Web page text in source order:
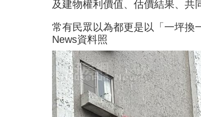
及建物權利價值、估價結果、共
常有民眾以為都更是以「一坪換
News資料照